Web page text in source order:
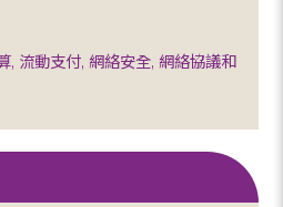
, 流動支付, 網絡安全, 網絡協議和